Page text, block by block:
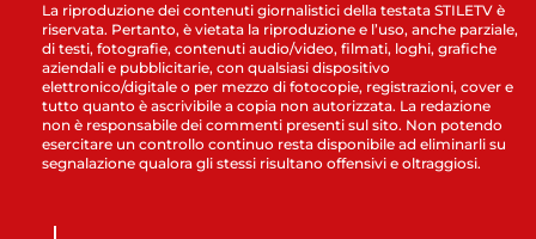
La riproduzione dei contenuti giornalistici della testata STILETV è
riservata. Pertanto, è vietata la riproduzione e l’uso, anche parziale,
di testi, fotografie, contenuti audio/video, filmati, loghi, grafiche
aziendali e pubblicitarie, con qualsiasi dispositivo
elettronico/digitale o per mezzo di fotocopie, registrazioni, cover e
tutto quanto è ascrivibile a copia non autorizzata. La redazione
non è responsabile dei commenti presenti sul sito. Non potendo
esercitare un controllo continuo resta disponibile ad eliminarli su
segnalazione qualora gli stessi risultano offensivi e oltraggiosi.